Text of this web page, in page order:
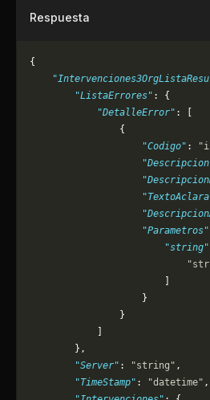
Respuesta
{
        "ListaErrores"
: {
            "DetalleError"
: [
                {
                    "Codigo"
:
                    "Parametros"
                        "string"
                    }
                }
        },
        "Server"
: "string" ,
        "TimeStamp"
: "datetime" ,